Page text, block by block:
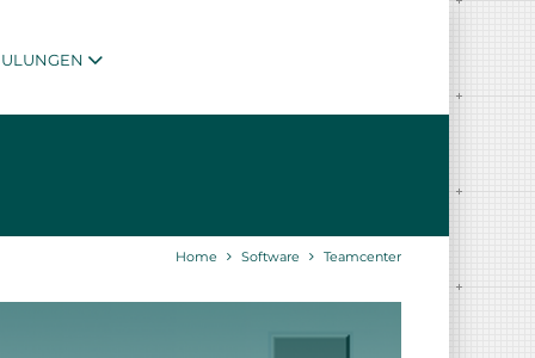
Home Software Teamcenter